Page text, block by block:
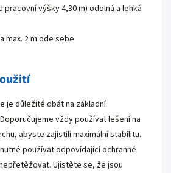
pracovní výšky 4,30 m) odolná a lehká
max. 2 m ode sebe
je důležité dbát na základní
vždy používat lešení na
abyste zajistili maximální stabilitu.
používat odpovídající ochranné
Ujistěte se, že jsou